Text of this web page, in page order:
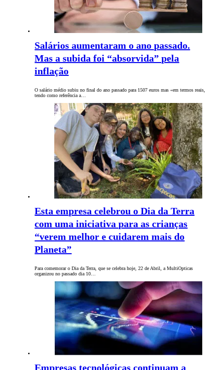
Salários aumentaram o ano passado.
Mas a subida foi “absorvida” pela
inflação
O salário médio subiu no final do ano passado para 1507 euros mas «em termos reais,
tendo como referência a…
Esta empresa celebrou o Dia da Terra
com uma iniciativa para as crianças
“verem melhor e cuidarem mais do
Planeta”
Para comemorar o Dia da Terra, que se celebra hoje, 22 de Abril, a MultiOpticas
organizou no passado dia 10…
Empresas tecnológicas continuam a